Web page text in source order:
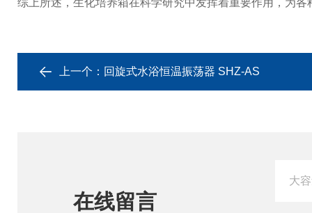
综上所述，生化培养箱在科学研究中发挥着重要作用，为
上一个： 回旋式水浴恒温振荡器 SHZ-AS
在线留言